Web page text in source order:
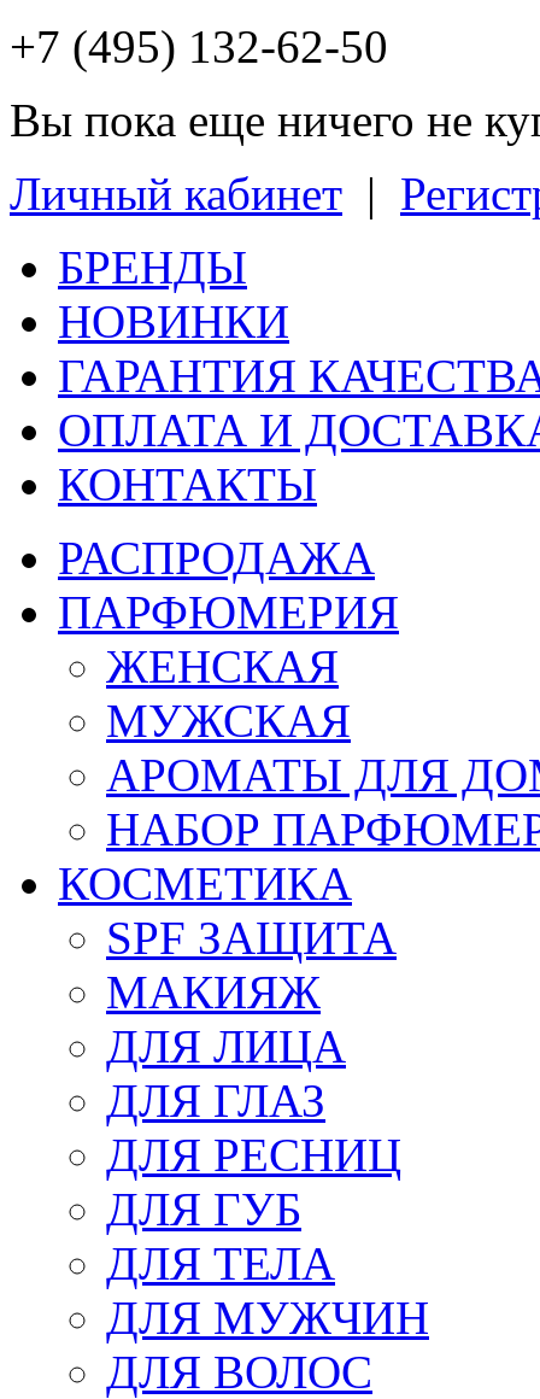
+7 (495) 132-62-50
Вы пока еще ничего не
Личный кабинет |
БРЕНДЫ
НОВИНКИ
ГАРАНТИЯ
ОПЛАТА И
КОНТАКТЫ
РАСПРОДАЖА
ПАРФЮМЕРИЯ
ЖЕНСКАЯ
МУЖСКАЯ
АРОМАТЫ ДЛЯ
НАБОР
КОСМЕТИКА
SPF ЗАЩИТА
МАКИЯЖ
ДЛЯ ЛИЦА
ДЛЯ ГЛАЗ
ДЛЯ РЕСНИЦ
ДЛЯ ГУБ
ДЛЯ ТЕЛА
ДЛЯ МУЖЧИН
ДЛЯ ВОЛОС